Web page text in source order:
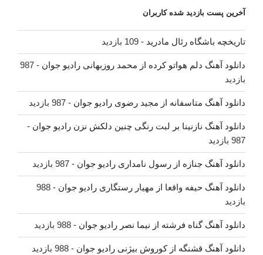
آخرین پست بازدید شده کاربران
تاریخچه باشگاه رئال مادرید - 109 بازدید
دانلود آهنگ دلم هواتو کرده از محمد روزبهانی رادیو جوان
- 987
بازدید
دانلود آهنگ متاسفانه از مجید رضوی رادیو جوان - 987 بازدید
دانلود آهنگ نازنینا بر لبت رنگی چنین دلکش نزن رادیو جوان -
987 بازدید
دانلود آهنگ جنازه از رسول نامداری رادیو جوان - 987 بازدید
دانلود آهنگ حیفه واقعا از مهیار رستگاری رادیو جوان
- 988
بازدید
دانلود آهنگ گناه فرشته از نیما نصر رادیو جوان - 988 بازدید
دانلود آهنگ قشنگه از کوروش بیژنی رادیو جوان - 988 بازدید